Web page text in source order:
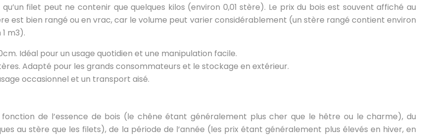
filet peut ne contenir que quelques kilos (environ 0,01 stère). Le prix du bois est souvent affiché au
est bien rangé ou en vrac, car le volume peut varier considérablement (un stère rangé contient environ
m3).
Idéal pour un usage quotidien et une manipulation facile.
Adapté pour les grands consommateurs et le stockage en extérieur.
occasionnel et un transport aisé.
de l’essence de bois (le chêne étant généralement plus cher que le hêtre ou le charme), du
au stère que les filets), de la période de l’année (les prix étant généralement plus élevés en hiver, en